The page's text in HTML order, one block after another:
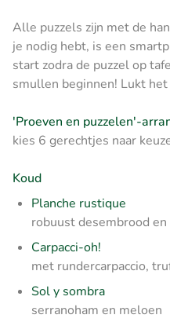
Alle puzzels zijn met de
je nodig hebt, is een
start zodra de puzzel op
smullen beginnen! Lukt
'Proeven en puzzelen'-
kies 6 gerechtjes naar
Koud
Planche rustique
robuust desembrood
Carpacci-oh!
met rundercarpaccio,
Sol y sombra
serranoham en meloen